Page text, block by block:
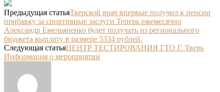
Предыдущая статьяТверской врач впервые получил к пенсии
прибавку за спортивные заслуги Теперь ежемесячно
Александр Емельяненко будет получать из регионального
бюджета выплату в размере 5334 рублей.
Следующая статьяЦЕНТР ТЕСТИРОВАНИЯ ГТО Г. Тверь
Информация о мероприятии